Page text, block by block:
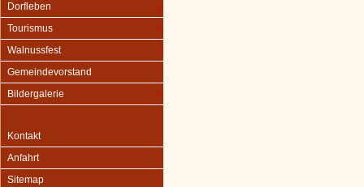
Dorfleben
Tourismus
Walnussfest
Gemeindevorstand
Bildergalerie
Kontakt
Anfahrt
Sitemap